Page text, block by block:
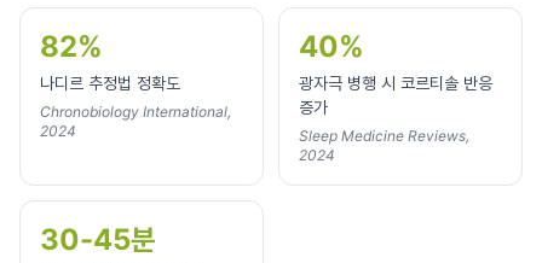
82%
나디르 추정법 정확도
Chronobiology International,
2024
40%
광자극 병행 시 코르티솔 반응
증가
Sleep Medicine Reviews,
2024
30-45분